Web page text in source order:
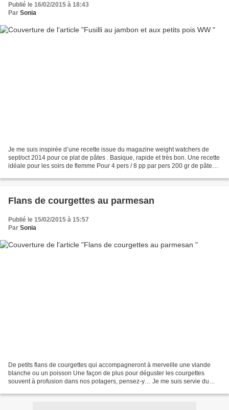
Publié le 16/02/2015 à 18:43
Par Sonia
Je me suis inspirée d’une recette issue du magazine weight watchers de
sept/oct 2014 pour ce plat de pâtes . Basique, rapide et très bon. Une recette
idéale pour les soirs de flemme Pour 4 pers / 8 pp par pers 200 gr de pâtes
Flans de courgettes au parmesan
Publié le 15/02/2015 à 15:57
Par Sonia
De petits flans de courgettes qui accompagneront à merveille une viande
blanche ou un poisson Une façon de plus pour déguster les courgettes
souvent à profusion dans nos potagers, pensez-y… Je me suis servie du